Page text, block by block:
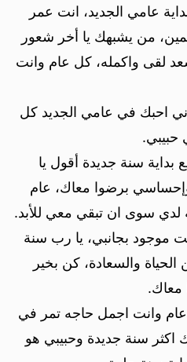
عامي الجديد، انت عمر
من يشبهك يا أخر شعور
لقى واكمله، كل عام وانت
احبك في عامي الجديد كل
حبيبي.
سنة جديدة أقول يا
برضوا معاك، عام
لدي سوى ان تبقي معي للأبد.
موجود بجانبي، يا رب سنة
والسعادة، كن بخير
معاك.
وانت اجمل حاجه تمر في
اكثر سنة جديدة وحبيبي هو